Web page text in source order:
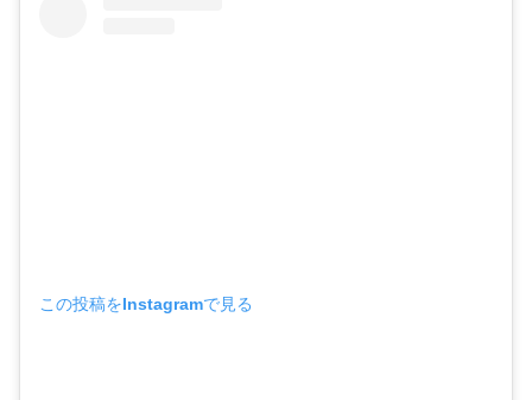
この投稿をInstagramで見る